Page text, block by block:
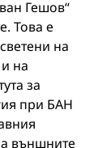
Гешов“
Това е
на
на
за
при БАН
външните